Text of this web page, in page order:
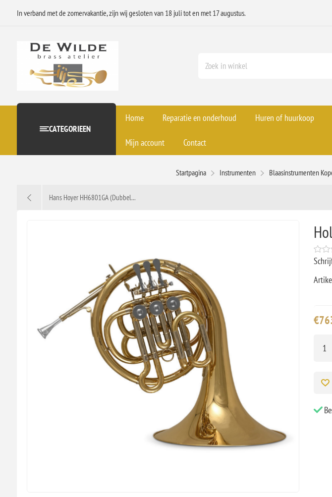
In verband met de zomervakantie, zijn wij gesloten van 18 juli tot en met 17 augustus.
CATEGORIEEN
Home Reparatie en onderhoud Huren of huurkoop
Mijn account Contact
Startpagina Instrumenten Blaasinstrumenten
Hans Hoyer HH6801GA (Dubbel...